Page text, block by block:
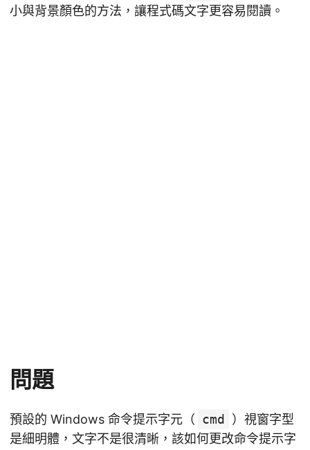
小與背景顏色的方法，讓程式碼文字更容易閱讀。
問題
預設的 Windows 命令提示字元（ cmd
）視窗字型
是細明體，文字不是很清晰，該如何更改命令提示字